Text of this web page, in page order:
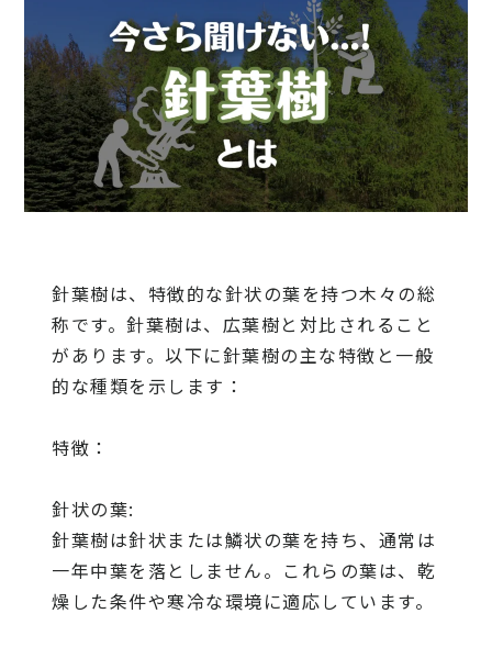
針葉樹は、特徴的な針状の葉を持つ木々の総
称です。針葉樹は、広葉樹と対比されること
があります。以下に針葉樹の主な特徴と一般
的な種類を示します：
特徴：
針状の葉:
針葉樹は針状または鱗状の葉を持ち、通常は
一年中葉を落としません。これらの葉は、乾
燥した条件や寒冷な環境に適応しています。